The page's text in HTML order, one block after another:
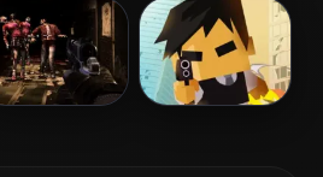
Captain War:
Zombie Killer
Shadow
Archers